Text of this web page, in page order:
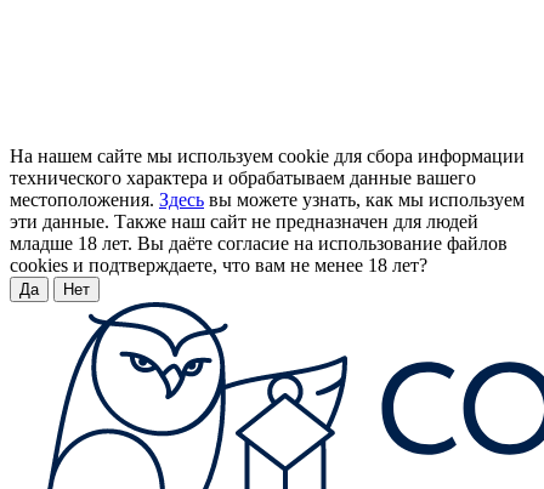
На нашем сайте мы используем cookie для сбора информации
технического характера и обрабатываем данные вашего
местоположения. Здесь вы можете узнать, как мы используем
эти данные. Также наш сайт не предназначен для людей
младше 18 лет. Вы даёте согласие на использование файлов
cookies и подтверждаете, что вам не менее 18 лет?
Да Нет